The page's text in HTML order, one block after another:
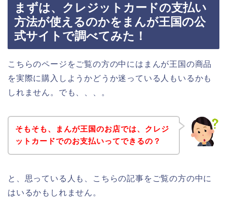
まずは、クレジットカードの支払い
方法が使えるのかをまんが王国の公
式サイトで調べてみた！
こちらのページをご覧の方の中にはまんが王国の商品
を実際に購入しようかどうか迷っている人もいるかも
しれません。でも、、、。
そもそも、まんが王国のお店では、クレジ
ットカードでのお支払いってできるの？
と、思っている人も、こちらの記事をご覧の方の中に
はいるかもしれません。